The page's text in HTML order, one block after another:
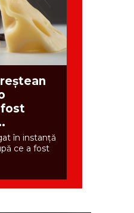
în instanță
ce a fost